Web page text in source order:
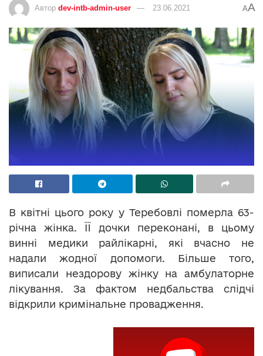
Автор dev-intb-admin-user 23.06.2021 AA
В квітні цього року у Теребовлі померла 63-
річна жінка. ЇЇ дочки переконані, в цьому
винні медики райлікарні, які вчасно не
надали жодної допомоги. Більше того,
виписали нездорову жінку на амбулаторне
лікування. За фактом недбальства слідчі
відкрили кримінальне провадження.